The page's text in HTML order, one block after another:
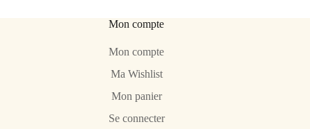
Mon compte
Mon compte
Ma Wishlist
Mon panier
Se connecter